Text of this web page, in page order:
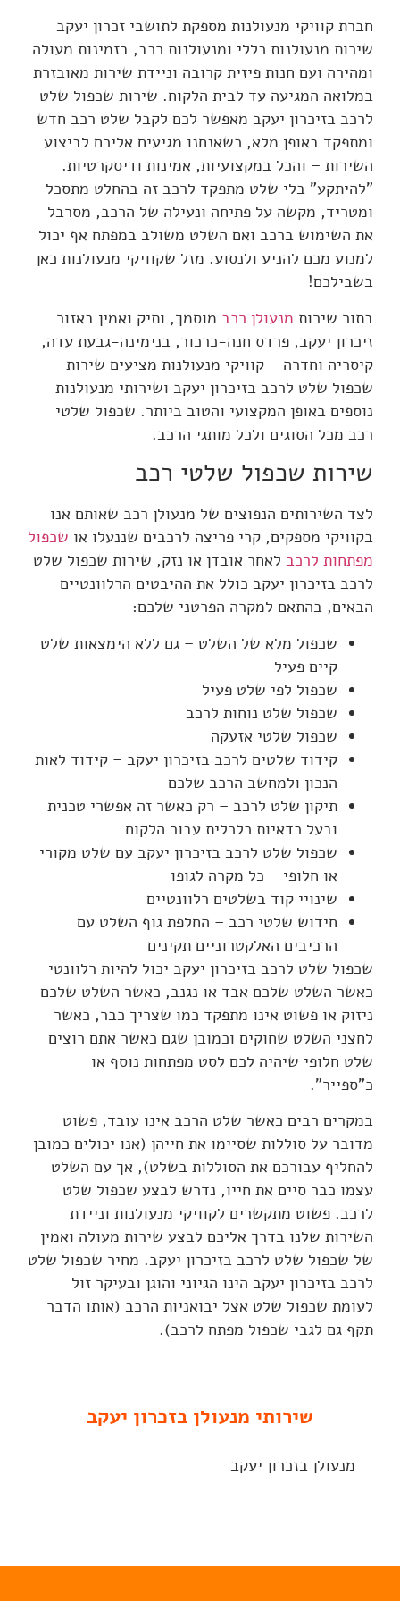
חברת קוויקי מנעולנות מספקת לתושבי זכרון יעקב
שירות מנעולנות כללי ומנעולנות רכב, בזמינות מעולה
ומהירה ועם חנות פיזית קרובה וניידת שירות מאובזרת
במלואה המגיעה עד לבית הלקוח. שירות שכפול שלט
לרכב בזיכרון יעקב מאפשר לכם לקבל שלט רכב חדש
ומתפקד באופן מלא, כשאנחנו מגיעים אליכם לביצוע
השירות – והכל במקצועיות, אמינות ודיסקרטיות.
"להיתקע" בלי שלט מתפקד לרכב זה בהחלט מתסכל
ומטריד, מקשה על פתיחה ונעילה של הרכב, מסרבל
את השימוש ברכב ואם השלט משולב במפתח אף יכול
למנוע מכם להניע ולנסוע. מזל שקוויקי מנעולנות כאן
בשבילכם!
בתור שירות מנעולן רכב מוסמך, ותיק ואמין באזור
זיכרון יעקב, פרדס חנה-כרכור, בנימינה-גבעת עדה,
קיסריה וחדרה – קוויקי מנעולנות מציעים שירות
שכפול שלט לרכב בזיכרון יעקב ושירותי מנעולנות
נוספים באופן המקצועי והטוב ביותר. שכפול שלטי
רכב מכל הסוגים ולכל מותגי הרכב.
שירות שכפול שלטי רכב
לצד השירותים הנפוצים של מנעולן רכב שאותם אנו
בקוויקי מספקים, קרי פריצה לרכבים שננעלו או שכפול
מפתחות לרכב לאחר אובדן או נזק, שירות שכפול שלט
לרכב בזיכרון יעקב כולל את ההיבטים הרלוונטיים
הבאים, בהתאם למקרה הפרטני שלכם:
שכפול מלא של השלט – גם ללא הימצאות שלט
קיים פעיל
שכפול לפי שלט פעיל
שכפול שלט נוחות לרכב
שכפול שלטי אזעקה
קידוד שלטים לרכב בזיכרון יעקב – קידוד לאות
הנכון ולמחשב הרכב שלכם
תיקון שלט לרכב – רק כאשר זה אפשרי טכנית
ובעל כדאיות כלכלית עבור הלקוח
שכפול שלט לרכב בזיכרון יעקב עם שלט מקורי
או חלופי – כל מקרה לגופו
שינויי קוד בשלטים רלוונטיים
חידוש שלטי רכב – החלפת גוף השלט עם
הרכיבים האלקטרוניים תקינים
שכפול שלט לרכב בזיכרון יעקב יכול להיות רלוונטי
כאשר השלט שלכם אבד או נגנב, כאשר השלט שלכם
ניזוק או פשוט אינו מתפקד כמו שצריך כבר, כאשר
לחצני השלט שחוקים וכמובן שגם כאשר אתם רוצים
שלט חלופי שיהיה לכם לסט מפתחות נוסף או
כ"ספייר".
במקרים רבים כאשר שלט הרכב אינו עובד, פשוט
מדובר על סוללות שסיימו את חייהן (אנו יכולים כמובן
להחליף עבורכם את הסוללות בשלט), אך עם השלט
עצמו כבר סיים את חייו, נדרש לבצע שכפול שלט
לרכב. פשוט מתקשרים לקוויקי מנעולנות וניידת
השירות שלנו בדרך אליכם לבצע שירות מעולה ואמין
של שכפול שלט לרכב בזיכרון יעקב. מחיר שכפול שלט
לרכב בזיכרון יעקב הינו הגיוני והוגן ובעיקר זול
לעומת שכפול שלט אצל יבואניות הרכב (אותו הדבר
תקף גם לגבי שכפול מפתח לרכב).
שירותי מנעולן בזכרון יעקב
מנעולן בזכרון יעקב